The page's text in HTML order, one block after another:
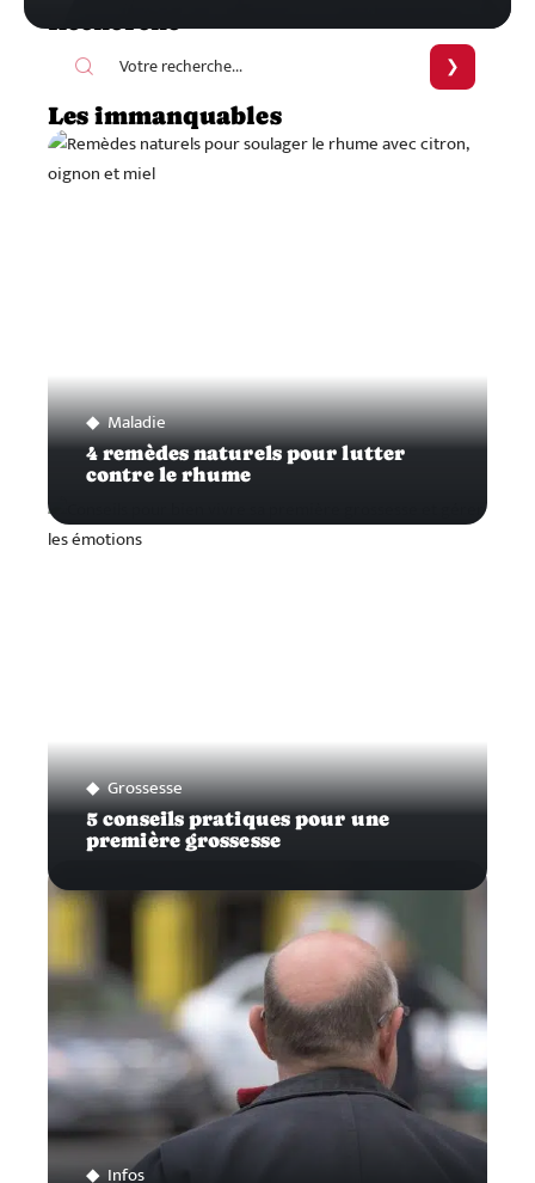
Les immanquables
Maladie
4 remèdes naturels pour lutter
contre le rhume
Grossesse
5 conseils pratiques pour une
première grossesse
Infos